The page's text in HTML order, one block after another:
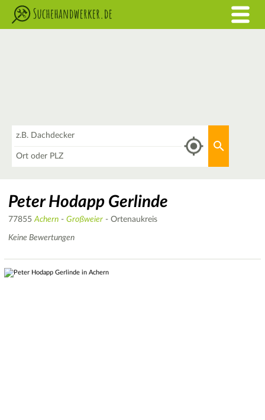
Peter Hodapp Gerlinde
77855Achern - Großweier - Ortenaukreis
Keine Bewertungen